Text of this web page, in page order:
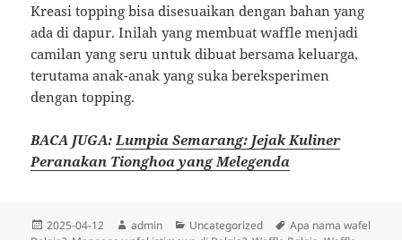
Kreasi topping bisa disesuaikan dengan bahan yang
ada di dapur. Inilah yang membuat waffle menjadi
camilan yang seru untuk dibuat bersama keluarga,
terutama anak-anak yang suka bereksperimen
dengan topping.
BACA JUGA: Lumpia Semarang: Jejak Kuliner
Peranakan Tionghoa yang Melegenda
Diposkan
2025-04-12 Penulis
admin Kategori
Uncategorized Tag
Apa nama wafel